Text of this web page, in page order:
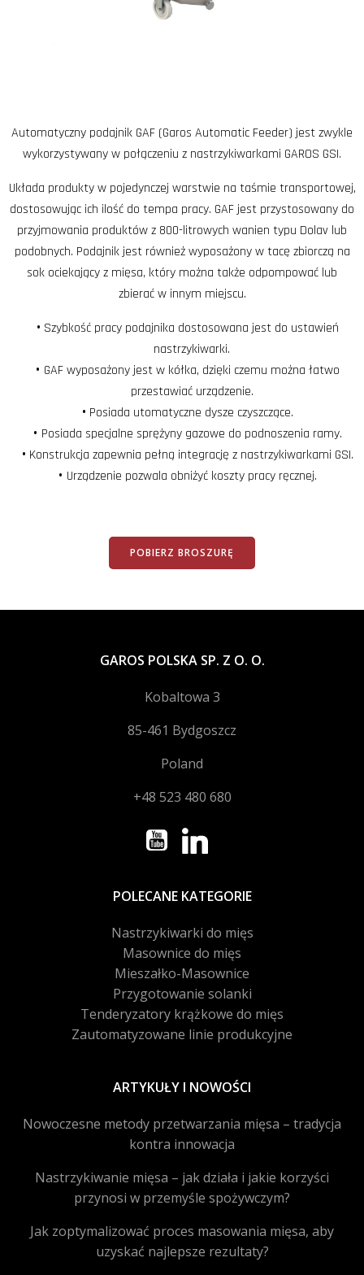
Automatyczny podajnik GAF (Garos Automatic Feeder) jest zwykle
wykorzystywany w połączeniu z nastrzykiwarkami GAROS GSI.
Układa produkty w pojedynczej warstwie na taśmie transportowej,
dostosowując ich ilość do tempa pracy. GAF jest przystosowany do
przyjmowania produktów z 800-litrowych wanien typu Dolav lub
podobnych. Podajnik jest również wyposażony w tacę zbiorczą na
sok ociekający z mięsa, który można także odpompować lub
zbierać w innym miejscu.
Szybkość pracy podajnika dostosowana jest do ustawień
nastrzykiwarki.
GAF wyposażony jest w kółka, dzięki czemu można łatwo
przestawiać urządzenie.
Posiada utomatyczne dysze czyszczące.
Posiada specjalne sprężyny gazowe do podnoszenia ramy.
Konstrukcja zapewnia pełną integrację z nastrzykiwarkami GSI.
Urządzenie pozwala obniżyć koszty pracy ręcznej.
POBIERZ BROSZURĘ
GAROS POLSKA SP. Z O. O.
Kobaltowa 3
85-461 Bydgoszcz
Poland
+48 523 480 680
POLECANE KATEGORIE
Nastrzykiwarki do mięs
Masownice do mięs
Mieszałko-Masownice
Przygotowanie solanki
Tenderyzatory krążkowe do mięs
Zautomatyzowane linie produkcyjne
ARTYKUŁY I NOWOŚCI
Nowoczesne metody przetwarzania mięsa – tradycja
kontra innowacja
Nastrzykiwanie mięsa – jak działa i jakie korzyści
przynosi w przemyśle spożywczym?
Jak zoptymalizować proces masowania mięsa, aby
uzyskać najlepsze rezultaty?